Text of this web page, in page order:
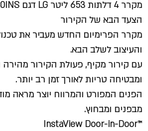
מקרר 4 דלתות 653
ליטר LG​ דגם GR-X720INS​
הצעד הבא של הקירור
מקרר הפרימיום החדש מעביר את
והעיצוב לשלב הבא.
עם קירור מקיף, פעולת הקירור מהירה
ומבטיחה טריות לאורך זמן רב יותר.
הפנים המפורט והמרווח יוצר מראה
מבפנים ומבחוץ.
™InstaView Door-in-Door